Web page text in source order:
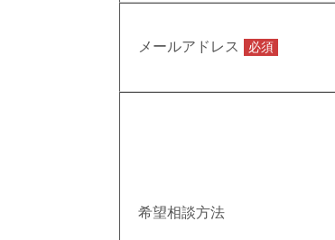
メールアドレス 必須
希望相談方法